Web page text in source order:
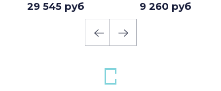
29 545 руб 9 260 руб